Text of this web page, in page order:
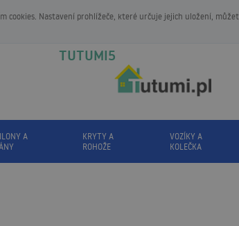
cookies. Nastavení prohlížeče, které určuje jejich uložení,
TUTUMI5
A
KRYTY A
ROHOŽE
VOZÍKY A
KOLEČKA